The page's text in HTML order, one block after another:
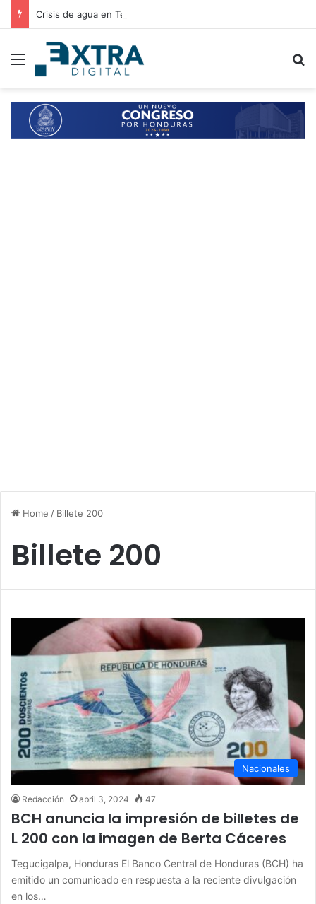
Menu
Home / Billete 200
Billete 200
Nacionales
Redacción abril 3, 2024 47
BCH anuncia la impresión de billetes de
L 200 con la imagen de Berta Cáceres
Tegucigalpa, Honduras El Banco Central de Honduras (BCH) ha
emitido un comunicado en respuesta a la reciente divulgación
en los…